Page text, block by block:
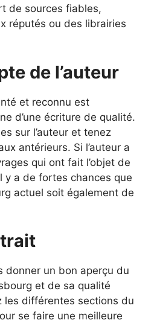
de sources fiables,
réputés ou des librairies
de l’auteur
et reconnu est
d’une écriture de qualité.
sur l’auteur et tenez
antérieurs. Si l’auteur a
qui ont fait l’objet de
y a de fortes chances que
actuel soit également de
donner un bon aperçu du
et de sa qualité
les différentes sections du
se faire une meilleure